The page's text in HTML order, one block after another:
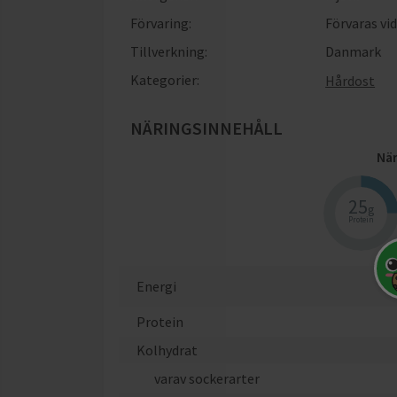
Förvaring:
Förvaras
Tillverkning:
Danmark
Kategorier:
Hårdost
NÄRINGSINNEHÅLL
25g
Protein
Energi
Protein
Kolhydrat
varav sockerarter